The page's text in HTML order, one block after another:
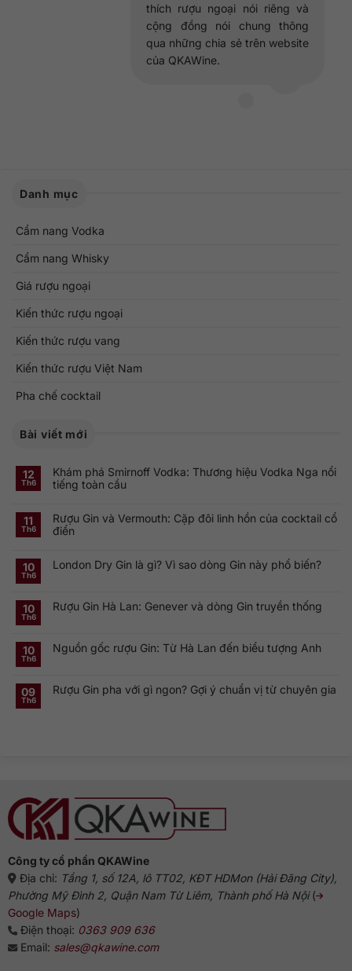
thích rượu ngoại nói riêng và
cộng đồng nói chung thông
qua những chia sẻ trên website
của QKAWine.
Danh mục
Cẩm nang Vodka
Cẩm nang Whisky
Giá rượu ngoại
Kiến thức rượu ngoại
Kiến thức rượu vang
Kiến thức rượu Việt Nam
Pha chế cocktail
Bài viết mới
12
Th6
Khám phá Smirnoff Vodka: Thương hiệu Vodka Nga nổi
tiếng toàn cầu
bình
luận
ở
Vodka:
Nga
nổi
11
Th6
Rượu Gin và Vermouth: Cặp đôi linh hồn của cocktail cổ
điển
bình
luận
và
Vermouth:
hồn
của
10
Th6
London Dry Gin là gì? Vì sao dòng Gin này phổ biến?
luận
ở
là
Gin
10
Th6
Rượu Gin Hà Lan: Genever và dòng Gin truyền thống
luận
ở
Lan:
Genever
10
Th6
Nguồn gốc rượu Gin: Từ Hà Lan đến biểu tượng Anh
luận
ở
09
Th6
Rượu Gin pha với gì ngon? Gợi ý chuẩn vị từ chuyên gia
Gợi
ý
chuẩn
vị
từ
chuyên
Công ty cổ phần QKAWine
Địa chỉ: Tầng 1, số 12A, lô TT02, KĐT HDMon (Hải Đăng City),
Phường Mỹ Đình 2, Quận Nam Từ Liêm, Thành phố Hà Nội(
Google Maps)
Điện thoại: 0363 909 636
Email: sales@qkawine.com